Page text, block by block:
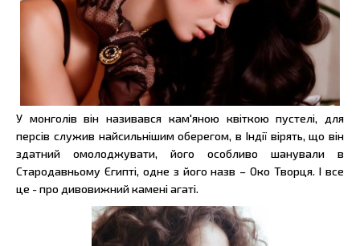
У монголів він називався кам'яною квіткою пустелі, для
персів служив найсильнішим оберегом, в Індії вірять, що він
здатний омолоджувати, його особливо шанували в
Стародавньому Єгипті, одне з його назв – Око Творця. І все
це - про дивовижний камені агаті.